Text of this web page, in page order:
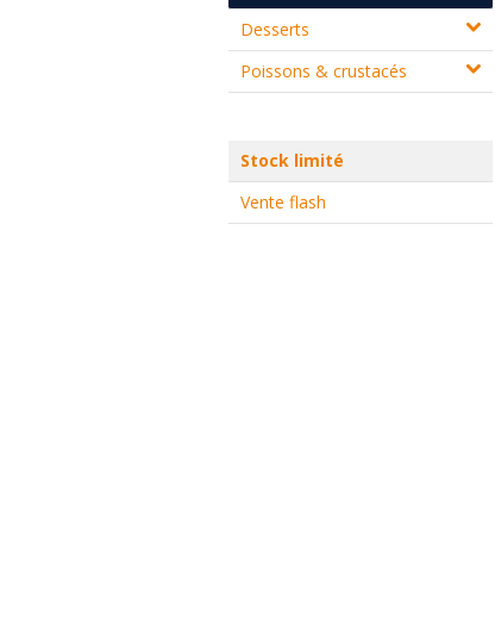
Desserts
Poissons & crustacés
Stock limité
Vente flash